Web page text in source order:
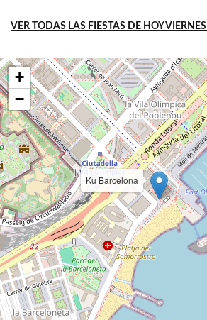
VER TODAS LAS FIESTAS DE HOY VIERNES